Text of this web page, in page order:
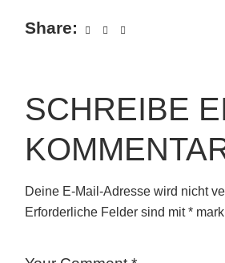
Share:
SCHREIBE
Deine E-Mail-Adresse wird nicht
Erforderliche Felder sind mit*